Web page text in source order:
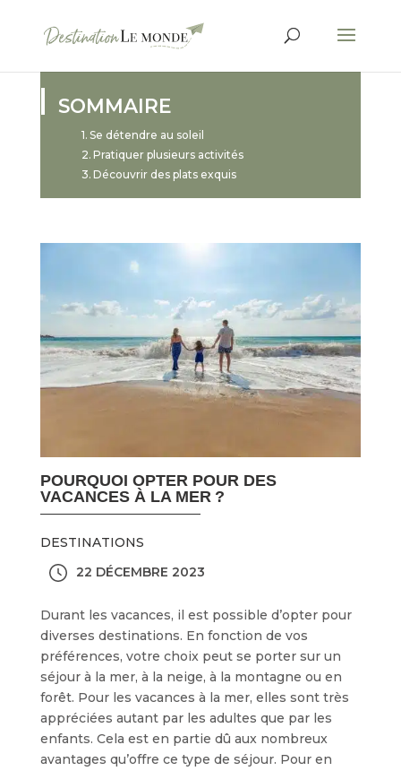
SOMMAIRE
Se détendre au soleil
Pratiquer plusieurs activités
Découvrir des plats exquis
POURQUOI OPTER POUR DES
VACANCES À LA MER ?
DESTINATIONS
22 DÉCEMBRE 2023
Durant les vacances, il est possible d’opter pour
diverses destinations. En fonction de vos
préférences, votre choix peut se porter sur un
séjour à la mer, à la neige, à la montagne ou en
forêt. Pour les vacances à la mer, elles sont très
appréciées autant par les adultes que par les
enfants. Cela est en partie dû aux nombreux
avantages qu’offre ce type de séjour. Pour en